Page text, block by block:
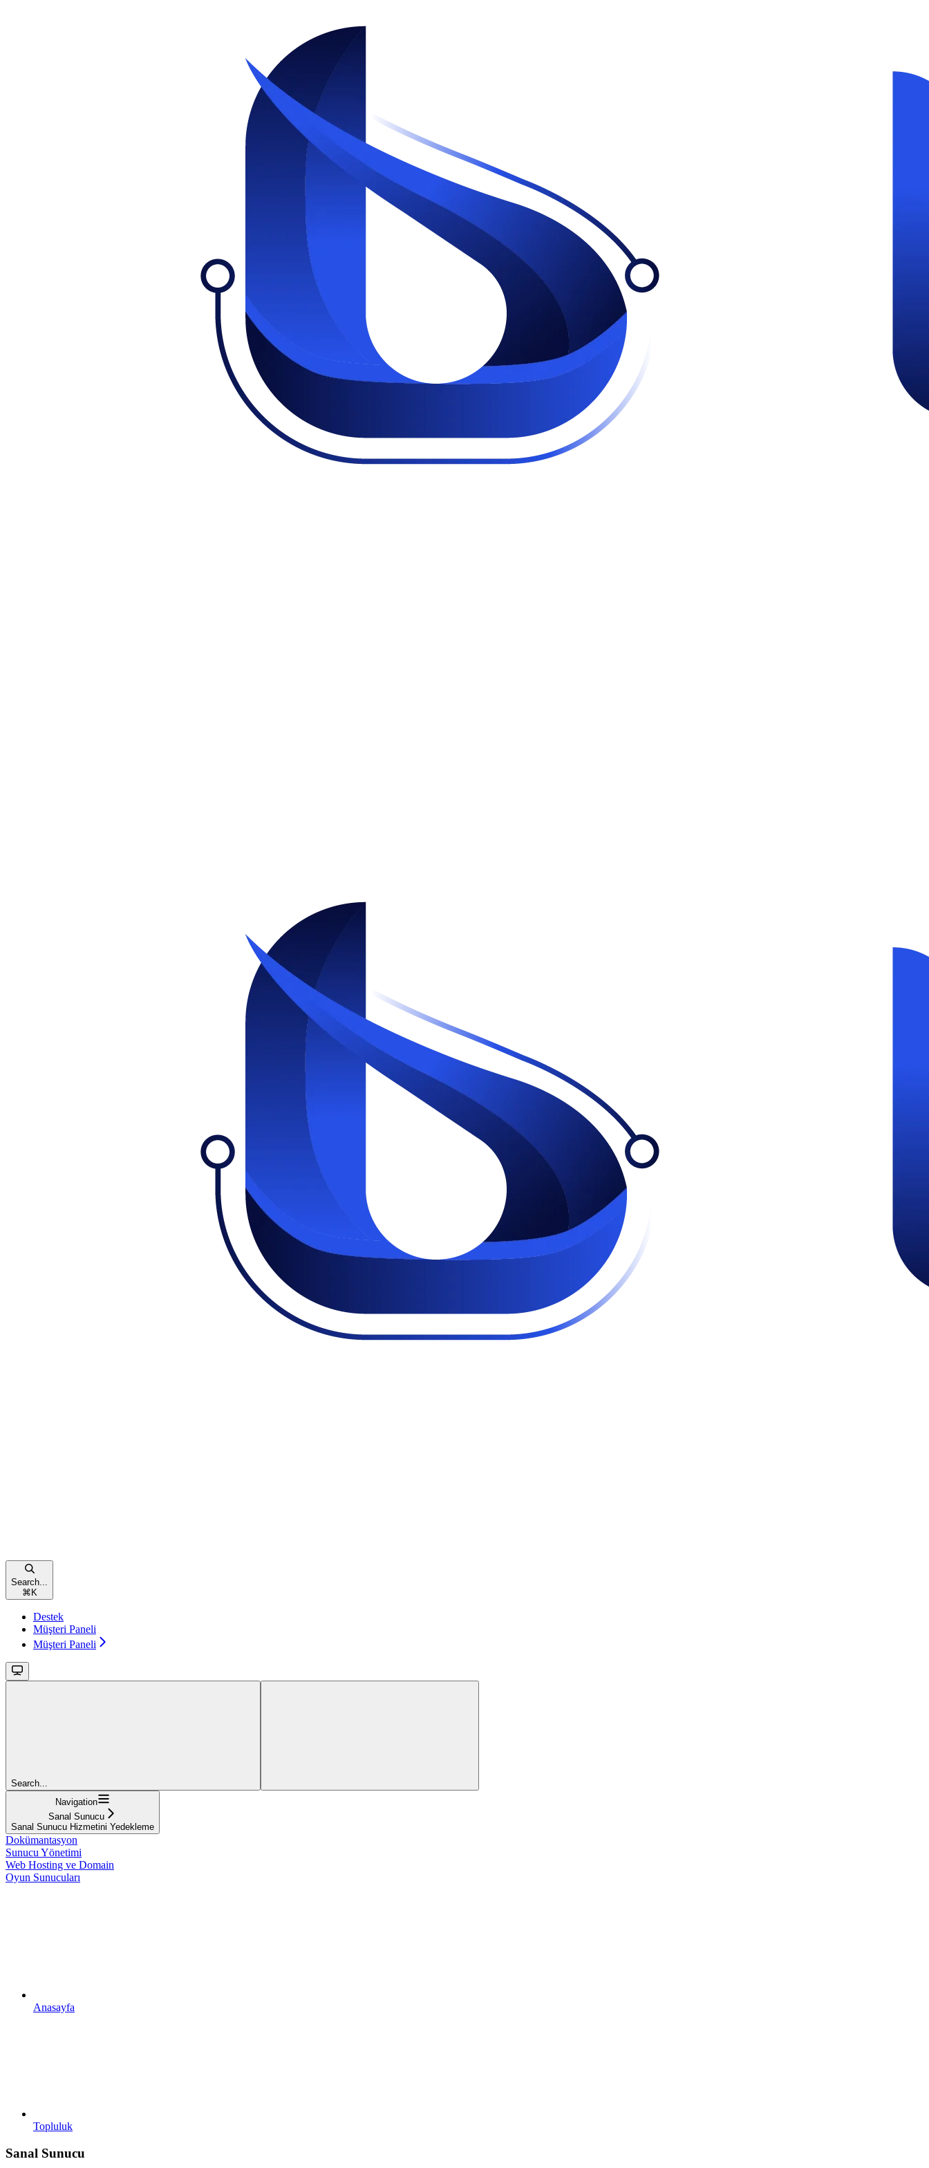
Search...
⌘ K
Destek
Müşteri Paneli
Müşteri Paneli
Search...
Navigation
Sanal Sunucu
Sanal Sunucu Hizmetini Yedekleme
Dokümantasyon
Sunucu Yönetimi
Web Hosting ve Domain
Oyun Sunucuları
Anasayfa
Topluluk
Sanal Sunucu